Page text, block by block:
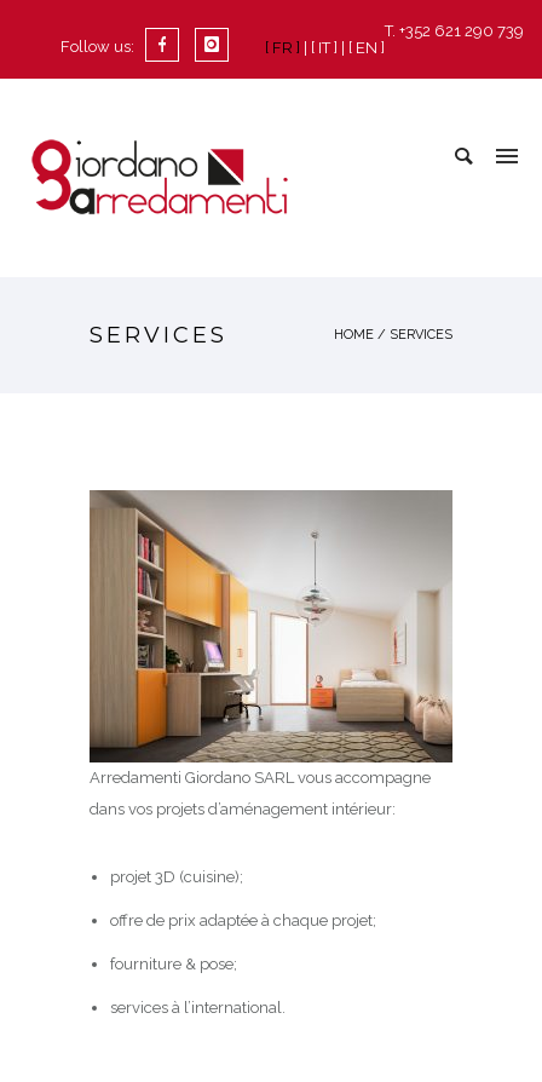
T. +352 621 290 739
[ FR ]
[ IT ] [ EN ]
Follow us:
SERVICES HOME / SERVICES
Arredamenti Giordano SARL vous accompagne
dans vos projets d’aménagement intérieur:
projet 3D (cuisine);
offre de prix adaptée à chaque projet;
fourniture & pose;
services à l’international.